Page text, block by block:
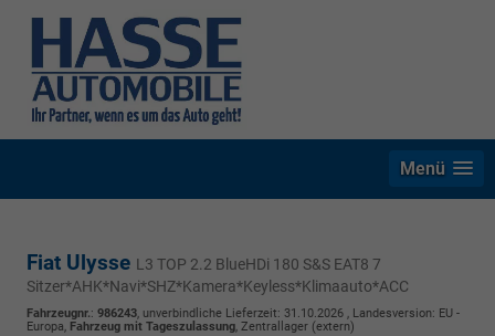
Menü
Fiat Ulysse L3 TOP 2.2 BlueHDi 180 S&S EAT8 7
Sitzer*AHK*Navi*SHZ*Kamera*Keyless*Klimaauto*ACC
Fahrzeugnr.: 986243, unverbindliche Lieferzeit: 31.10.2026 , Landesversion: EU -
Europa, Fahrzeug mit Tageszulassung, Zentrallager (extern)